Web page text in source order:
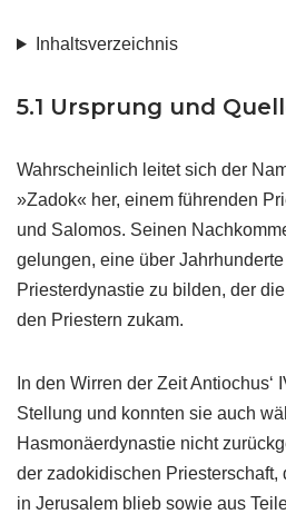
Inhaltsverzeichnis
5.1 Ursprung und
Wahrscheinlich leitet sich der
»Zadok« her, einem führenden
und Salomos. Seinen
gelungen, eine über
Priesterdynastie zu bilden, der
den Priestern zukam.
In den Wirren der Zeit Antiochus‘
Stellung und konnten sie auch
Hasmonäerdynastie nicht
der zadokidischen Priesterschaft,
in Jerusalem blieb sowie aus